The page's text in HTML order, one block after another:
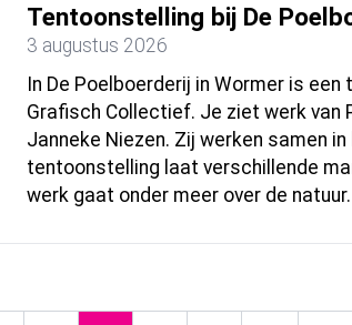
Tentoonstelling bij De
3 augustus 2026
In De Poelboerderij in Wormer is
Grafisch Collectief. Je ziet werk van
Janneke Niezen. Zij werken samen
tentoonstelling laat verschillende
werk gaat onder meer over de